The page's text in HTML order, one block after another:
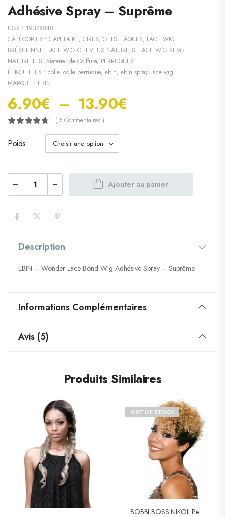
Adhésive Spray – Suprême
UGS : 19378848
CATÉGORIES : CAPILLAIRE, CIRES, GELS, LAQUES, LACE WIG
BRÉSILIENNE, LACE WIG CHEVEUX NATURELS, LACE WIG SEMI-
NATURELLES, Materiel de Coiffure, PERRUQUES
ÉTIQUETTES : colle, colle perruque, ebin, ebin spray, lace wig
MARQUE : EBIN
6.90€ – 13.90€
( 5 Commentaires )
Poids
Ajouter au panier
Description
EBIN – Wonder Lace Bond Wig Adhésive Spray – Suprême
Informations Complémentaires
Avis (5)
Produits Similaires
OUT OF STOCK
BOBBI BOSS NIKOL Perruque Semi-Naturelle